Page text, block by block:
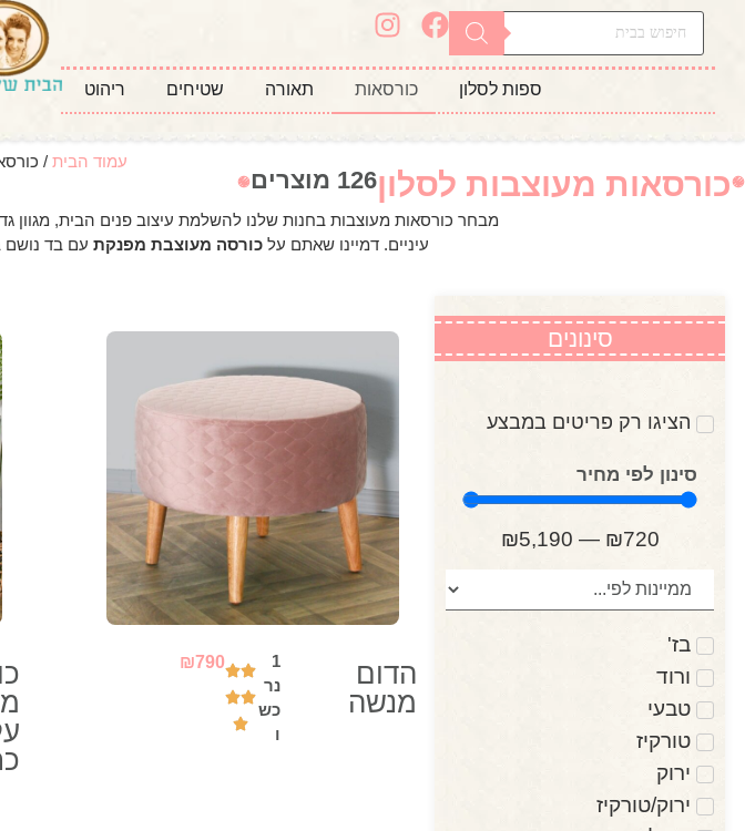
ספות לסלון כורסאות תאורה שטיחים ריהוט
עמוד הבית /
כורסאות מעוצבות לסלון126 מוצרים
מבחר כורסאות מעוצבות בחנות שלנו להשלמת עיצוב פנים הבית, מגוון
עיניים. דמיינו שאתם על כורסה מעוצבת מפנקת עם בד נושם
הדום
מנשה
1
נר
כש
ו
₪790
סינונים
הציגו רק פריטים במבצע
סינון לפי מחיר
₪720
—
₪5,190
בז'
ורוד
טבעי
טורקיז
ירוק
ירוק/טורקיז